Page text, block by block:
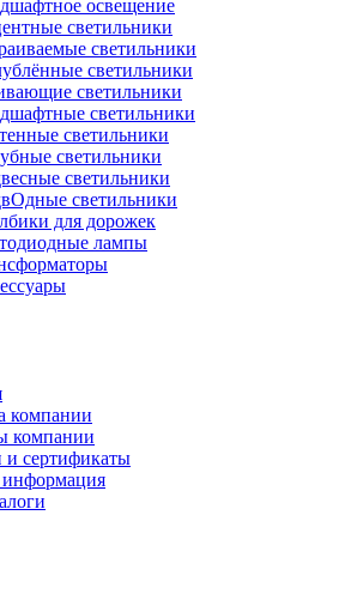
освещение
светильники
светильники
светильники
светильники
светильники
светильники
светильники
светильники
светильники
для дорожек
лампы
компании
компании
и сертификаты
информация